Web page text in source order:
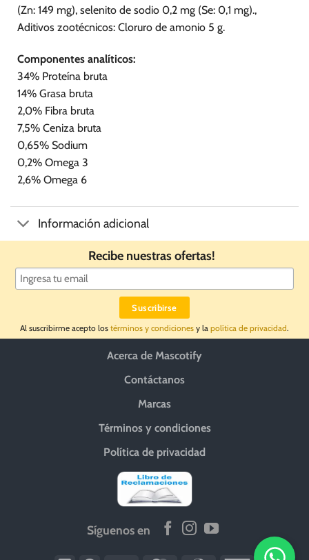
(Zn: 149 mg), selenito de sodio 0,2 mg (Se: 0,1 mg).,
Aditivos zootécnicos: Cloruro de amonio 5 g.
Componentes analíticos:
34% Proteína bruta
14% Grasa bruta
2,0% Fibra bruta
7,5% Ceniza bruta
0,65% Sodium
0,2% Omega 3
2,6% Omega 6
Información adicional
Recibe nuestras ofertas!
Al suscribirme acepto los términos y condiciones y la política de privacidad.
Acerca de Mascotify
Contáctanos
Marcas
Términos y condiciones
Política de privacidad
Síguenos en